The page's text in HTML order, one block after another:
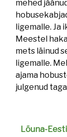
mehed
ligemalle. Ja
Meestel
mets läinud
ligemalle.
ajama
julgenud
Lõuna-Eesti